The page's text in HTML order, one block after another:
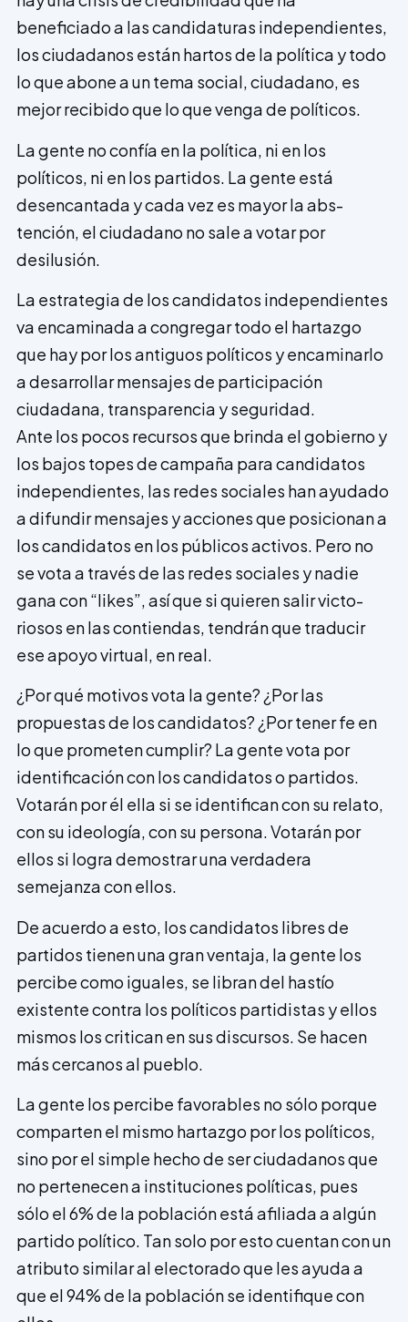
beneficiado a las candidaturas independientes,
los ciudadanos están hartos de la política y todo
lo que abone a un tema social, ciudadano, es
mejor recibido que lo que venga de políticos.
La gente no confía en la política, ni en los
políticos, ni en los partidos. La gente está
desencantada y cada vez es mayor la abs­
tención, el ciudadano no sale a votar por
desilusión.
La estrategia de los candidatos indepen­dientes
va encaminada a congregar todo el hartazgo
que hay por los antiguos políticos y encaminarlo
a desarrollar mensajes de participación
ciudadana, transparencia y seguridad.
Ante los pocos recursos que brinda el gobierno y
los bajos topes de campaña para candidatos
independientes, las redes sociales han ayudado
a difundir mensajes y acciones que posicionan a
los candidatos en los públicos activos. Pero no
se vota a través de las redes sociales y nadie
gana con “likes”, así que si quieren salir victo­
riosos en las contiendas, tendrán que traducir
ese apoyo virtual, en real.
¿Por qué motivos vota la gente? ¿Por las
propuestas de los candidatos? ¿Por tener fe en
lo que prometen cumplir? La gente vota por
identificación con los candidatos o partidos.
Votarán por él ella si se identifican con su relato,
con su ideología, con su persona. Votarán por
ellos si logra demos­trar una verdadera
semejanza con ellos.
De acuerdo a esto, los candidatos libres de
partidos tienen una gran ventaja, la gente los
percibe como iguales, se libran del hastío
existente contra los políticos partidistas y ellos
mismos los critican en sus discursos. Se hacen
más cercanos al pueblo.
La gente los percibe favorables no sólo porque
comparten el mismo hartazgo por los políticos,
sino por el simple hecho de ser ciudadanos que
no pertenecen a insti­tuciones políticas, pues
sólo el 6% de la población está afiliada a algún
partido político. Tan solo por esto cuentan con un
atributo similar al electorado que les ayuda a
que el 94% de la población se identifique con